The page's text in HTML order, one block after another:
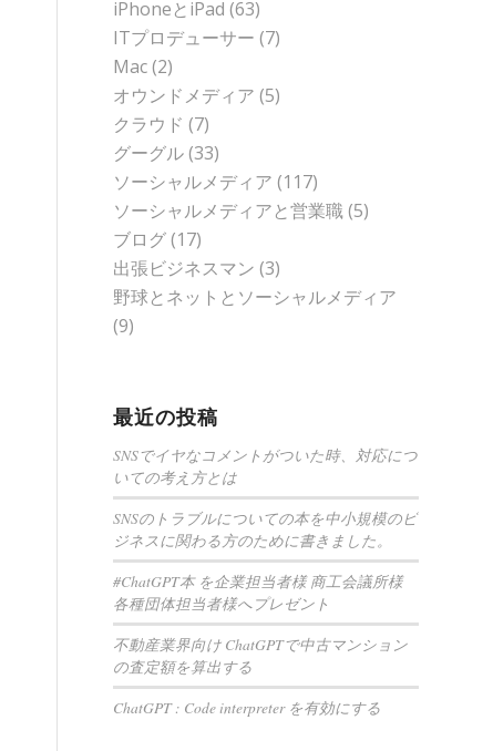
iPhoneとiPad (63)
ITプロデューサー (7)
Mac(2)
オウンドメディア (5)
クラウド (7)
グーグル(33)
ソーシャルメディア (117)
ソーシャルメディアと営業職(5)
ブログ(17)
出張ビジネスマン (3)
野球とネットとソーシャルメディア
(9)
最近の投稿
SNSでイヤなコメントがついた時、対応につ
いての考え方とは
SNSのトラブルについての本を中小規模のビ
ジネスに関わる方のために書きました。
#ChatGPT本 を企業担当者様 商工会議所様
各種団体担当者様へプレゼント
不動産業界向け ChatGPTで中古マンション
の査定額を算出する
ChatGPT : Code interpreter を有効にする